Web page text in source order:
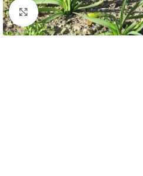
Click to enlarge